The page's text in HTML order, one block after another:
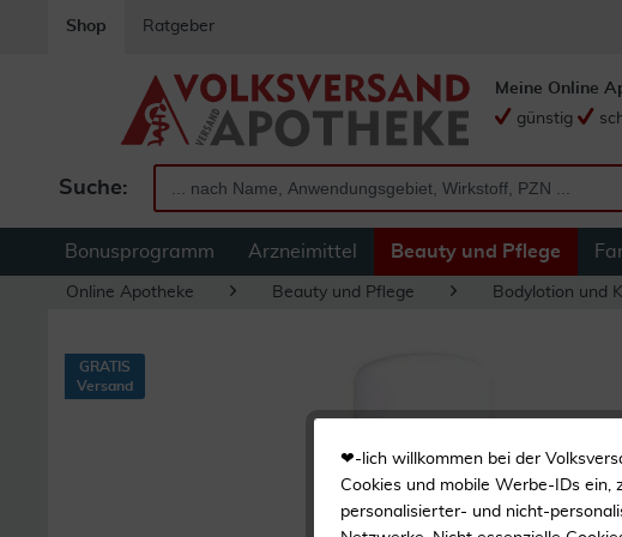
Shop Ratgeber
Suche:
Meine Online
günstig
Bonusprogramm Arzneimittel Beauty und Pflege
Online Apotheke Beauty und Pflege Bodylotion und
GRATIS
Versand
❤-lich willkommen bei der
Cookies und mobile Werbe-IDs ein,
personalisierter- und nicht-